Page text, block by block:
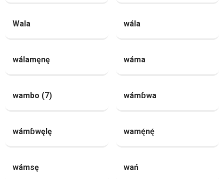
Wala wála
wálamęnę wáma
wambo (7) wámɓwa
wámɓwęlę wamę́nę́
wámsę wań